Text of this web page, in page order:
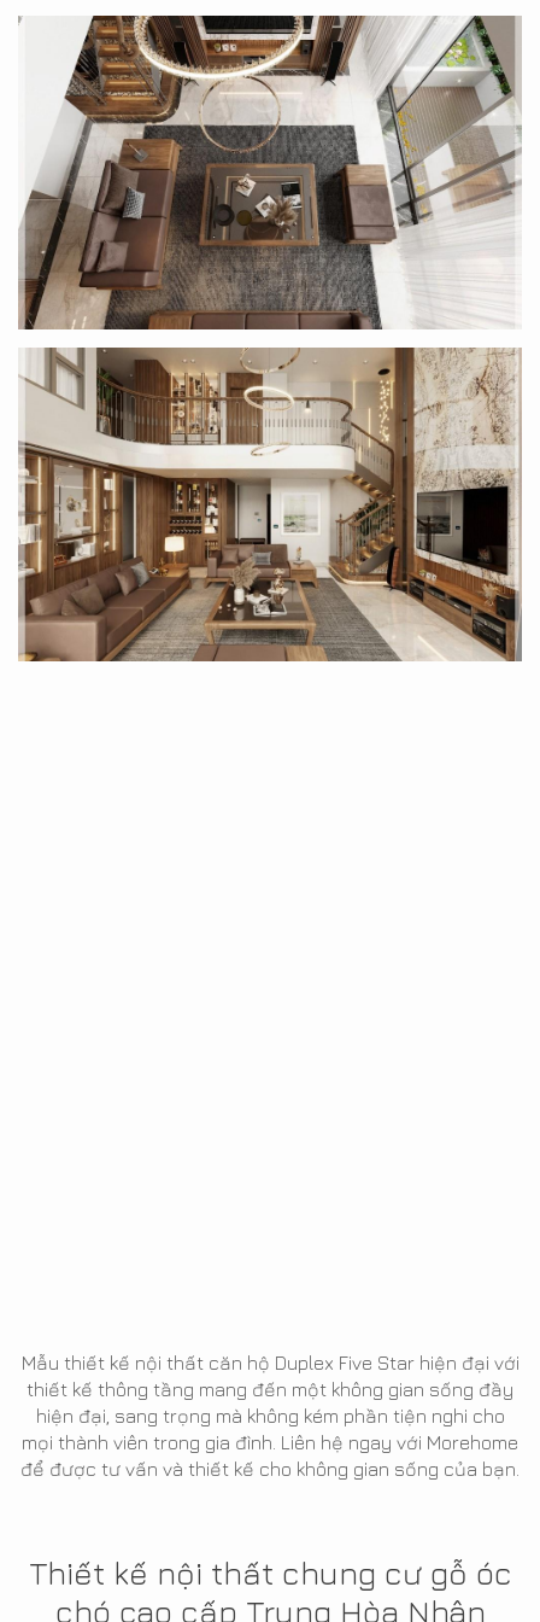
Mẫu thiết kế nội thất căn hộ Duplex Five Star hiện đại với
thiết kế thông tầng mang đến một không gian sống đầy
hiện đại, sang trọng mà không kém phần tiện nghi cho
mọi thành viên trong gia đình. Liên hệ ngay với Morehome
để được tư vấn và thiết kế cho không gian sống của bạn.
Thiết kế nội thất chung cư gỗ óc
chó cao cấp Trung Hòa Nhân